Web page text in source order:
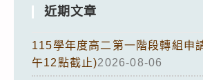
近期文章
115學年度高二第一階段轉組申
午12點截止)2026-08-06